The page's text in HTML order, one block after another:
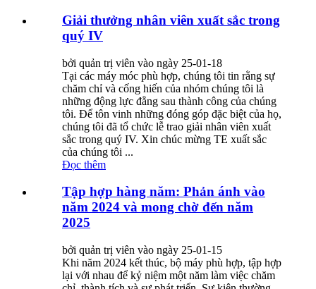
Giải thưởng nhân viên xuất sắc trong
quý IV
bởi quản trị viên vào ngày 25-01-18
Tại các máy móc phù hợp, chúng tôi tin rằng sự
chăm chỉ và cống hiến của nhóm chúng tôi là
những động lực đằng sau thành công của chúng
tôi. Để tôn vinh những đóng góp đặc biệt của họ,
chúng tôi đã tổ chức lễ trao giải nhân viên xuất
sắc trong quý IV. Xin chúc mừng TE xuất sắc
của chúng tôi ...
Đọc thêm
Tập hợp hàng năm: Phản ánh vào
năm 2024 và mong chờ đến năm
2025
bởi quản trị viên vào ngày 25-01-15
Khi năm 2024 kết thúc, bộ máy phù hợp, tập hợp
lại với nhau để kỷ niệm một năm làm việc chăm